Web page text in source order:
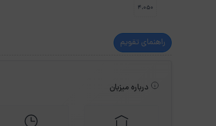
4،050
راهنمای تقویم
درباره میزبان